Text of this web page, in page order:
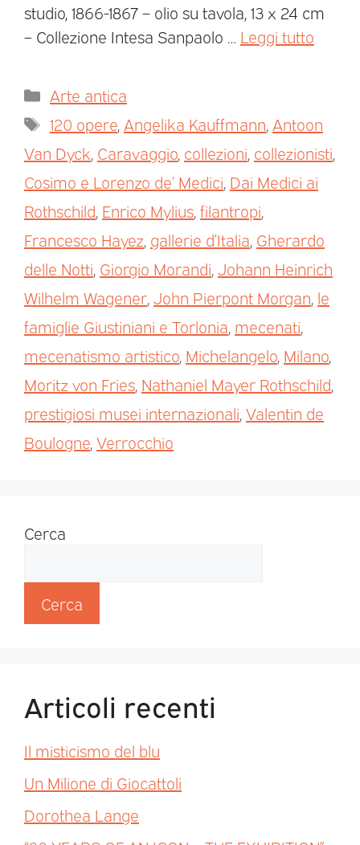
studio, 1866-1867 – olio su tavola, 13 x 24 cm
– Collezione Intesa Sanpaolo … Leggi tutto
Arte antica
120 opere Angelika Kauffmann Antoon
Van Dyck Caravaggio collezioni collezionisti
Cosimo e Lorenzo de’ Medici Dai Medici ai
Rothschild Enrico Mylius filantropi
Francesco Hayez gallerie d’Italia Gherardo
delle Notti Giorgio Morandi Johann Heinrich
Wilhelm Wagener John Pierpont Morgan le
famiglie Giustiniani e Torlonia mecenati
mecenatismo artistico Michelangelo Milano
Moritz von Fries Nathaniel Mayer Rothschild
prestigiosi musei internazionali Valentin de
Boulogne Verrocchio
Cerca
Cerca
Articoli recenti
Il misticismo del blu
Un Milione di Giocattoli
Dorothea Lange